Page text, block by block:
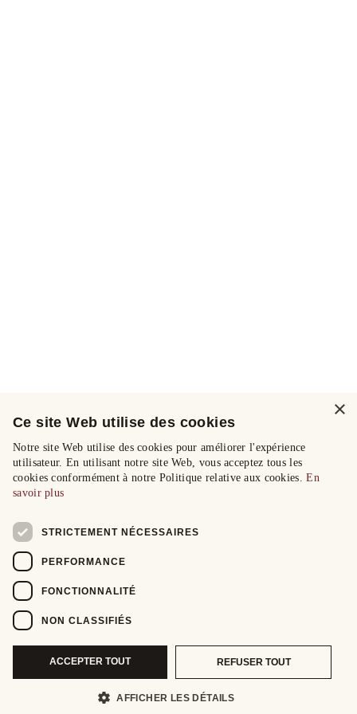
×
Ce site Web utilise des cookies
Notre site Web utilise des cookies pour améliorer l'expérience
utilisateur. En utilisant notre site Web, vous acceptez tous les
cookies conformément à notre Politique relative aux cookies.En
savoir plus
STRICTEMENT NÉCESSAIRES
PERFORMANCE
FONCTIONNALITÉ
NON CLASSIFIÉS
ACCEPTER TOUT REFUSER TOUT
AFFICHER LES DÉTAILS